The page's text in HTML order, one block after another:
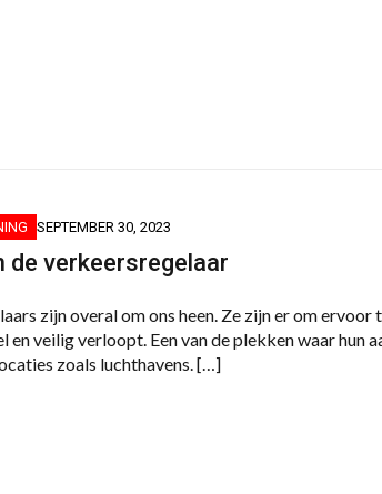
SEPTEMBER 30, 2023
de verkeersregelaar
zijn overal om ons heen. Ze zijn er om ervoor
en veilig verloopt. Een van de plekken waar hun
zoals luchthavens. […]